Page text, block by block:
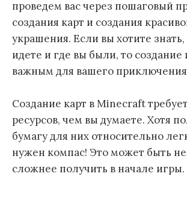
проведем вас через пошаговый
создания карт и создания
украшения. Если вы хотите знать,
идете и где вы были, то создание
важным для вашего
Создание карт в Minecraft
ресурсов, чем вы думаете. Хотя
бумагу для них относительно
нужен компас! Это может быть
сложнее получить в начале игры.